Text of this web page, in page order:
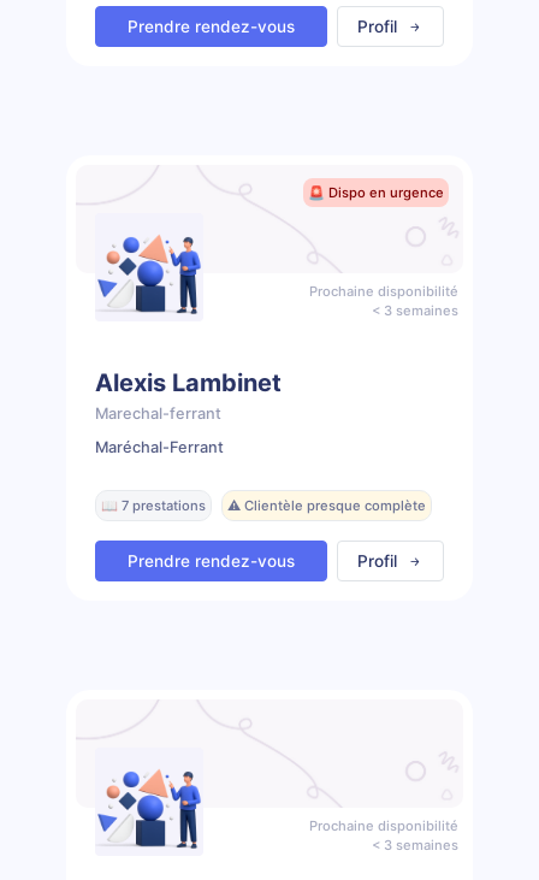
Prendre rendez-vous Profil
🚨 Dispo en urgence
Prochaine disponibilité
< 3 semaines
Alexis Lambinet
Marechal-ferrant
Maréchal-Ferrant
📖 7 prestations ⚠️ Clientèle presque complète
Prendre rendez-vous Profil
Prochaine disponibilité
< 3 semaines